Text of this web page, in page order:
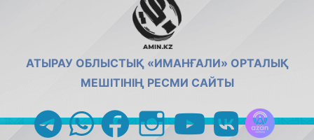
АТЫРАУ ОБЛЫСТЫҚ «ИМАНҒАЛИ» ОРТАЛЫҚ
МЕШІТІНІҢ РЕСМИ САЙТЫ
telegramwhatsappfacebookinstagramyoutubevk